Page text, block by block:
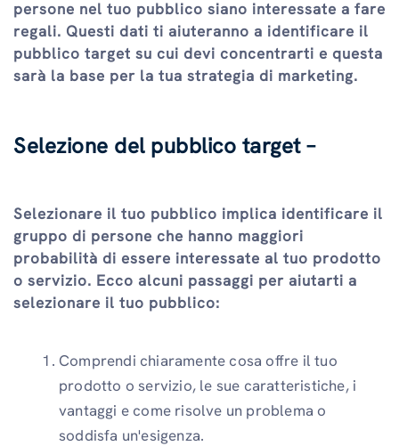
persone nel tuo pubblico siano interessate a fare
regali. Questi dati ti aiuteranno a identificare il
pubblico target su cui devi concentrarti e questa
sarà la base per la tua strategia di marketing.
Selezione del pubblico target –
Selezionare il tuo pubblico implica identificare il
gruppo di persone che hanno maggiori
probabilità di essere interessate al tuo prodotto
o servizio. Ecco alcuni passaggi per aiutarti a
selezionare il tuo pubblico:
Comprendi chiaramente cosa offre il tuo
prodotto o servizio, le sue caratteristiche, i
vantaggi e come risolve un problema o
soddisfa un'esigenza.